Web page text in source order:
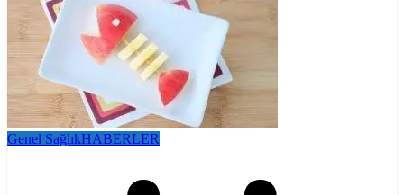
Genel SağlıkHABERLER